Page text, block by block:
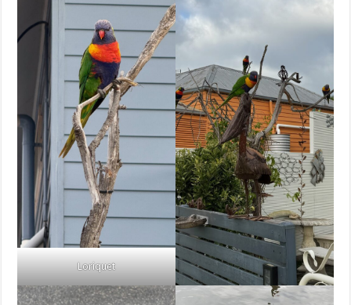
Loriquet